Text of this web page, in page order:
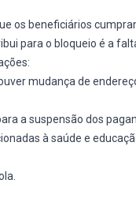
os beneficiários
para o bloqueio é a
mudança de
a suspensão dos
à saúde e